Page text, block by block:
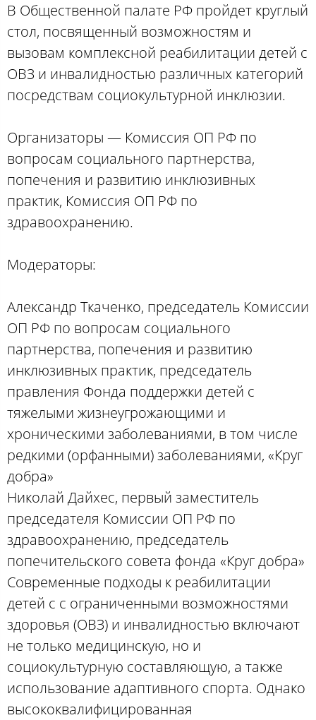
В Общественной палате РФ пройдет круглый
стол, посвященный возможностям и
вызовам комплексной реабилитации детей с
ОВЗ и инвалидностью различных категорий
посредствам социокультурной инклюзии.
Организаторы — Комиссия ОП РФ по
вопросам социального партнерства,
попечения и развитию инклюзивных
практик, Комиссия ОП РФ по
здравоохранению.
Модераторы:
Александр Ткаченко, председатель Комиссии
ОП РФ по вопросам социального
партнерства, попечения и развитию
инклюзивных практик, председатель
правления Фонда поддержки детей с
тяжелыми жизнеугрожающими и
хроническими заболеваниями, в том числе
редкими (орфанными) заболеваниями, «Круг
добра»
Николай Дайхес, первый заместитель
председателя Комиссии ОП РФ по
здравоохранению, председатель
попечительского совета фонда «Круг добра»
Современные подходы к реабилитации
детей с с ограниченными возможностями
здоровья (ОВЗ) и инвалидностью включают
не только медицинскую, но и
социокультурную составляющую, а также
использование адаптивного спорта. Однако
высококвалифицированная